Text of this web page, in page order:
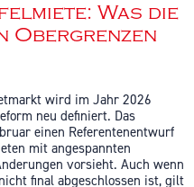
Was die
Obergrenzen
wird im Jahr 2026
neu definiert. Das
einen Referentenentwurf
mit angespannten
vorsieht. Auch wenn
final abgeschlossen ist, gilt